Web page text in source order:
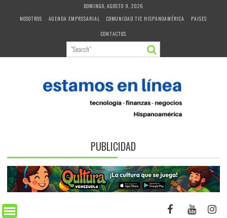
DOMINGO, AGOSTO 9, 2026
NOSOTROS
AGENDA EMPRESARIAL COMUNIDAD TIC HISPANOAMÉRICA
PAISES
CONTACTOS
PUBLICIDAD